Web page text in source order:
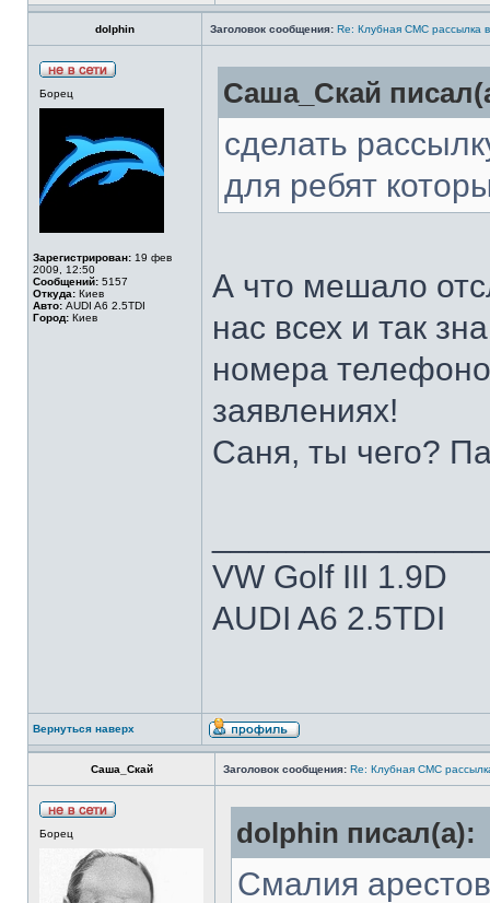
dolphin Заголовок сообщения: Re: Клубная СМС рассылка
Борец
Зарегистрирован: 19 фев
2009, 12:50
Сообщений: 5157
Откуда: Киев
Авто: AUDI A6 2.5TDI
Город: Киев
Саша_Скай
сделать
для ребят
А что мешало
нас всех и так
номера
заявлениях!
Саня, ты чего?
VW Golf III 1.9D
AUDI A6 2.5TDI
Вернуться наверх
Саша_Скай Заголовок сообщения: Re: Клубная СМС
Борец dolphin писал(а):
Смалия